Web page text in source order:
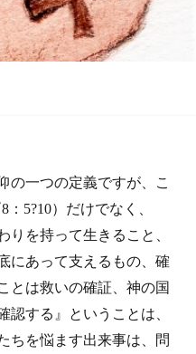
の一つの定義ですが、こ
5?10）だけでなく、
を持って生きること、
にあって支えるもの、確
とは救いの確証、神の国
する』ということは、
ちを悩ます出来事は、問